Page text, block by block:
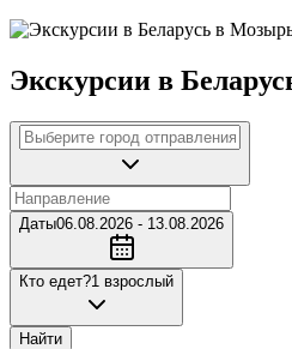
Экскурсии в
Даты06.08.2026 - 13.08.2026
Кто едет?1 взрослый
Найти